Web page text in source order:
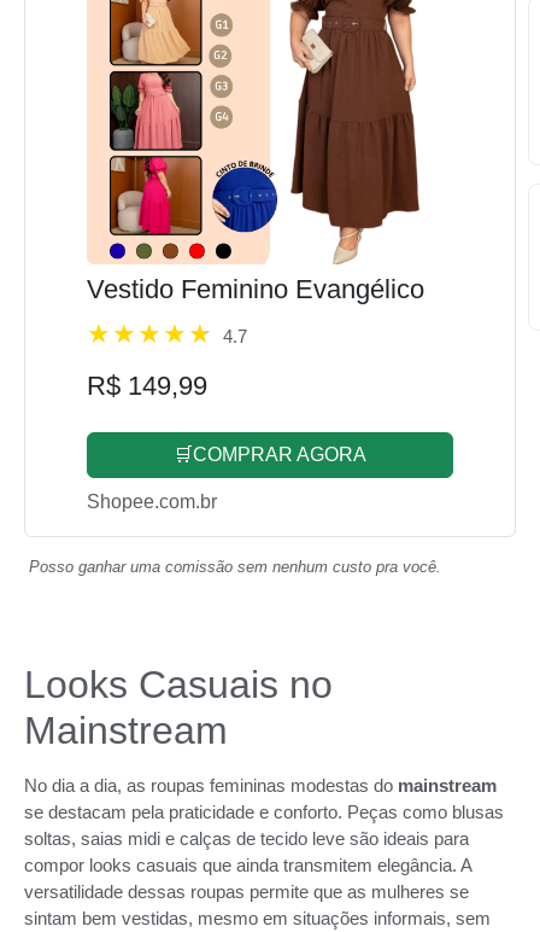
Vestido Feminino Evangélico
4.7
R$ 149,99
🛒COMPRAR AGORA
Shopee.com.br
Posso ganhar uma comissão sem nenhum custo pra você.
Looks Casuais no
Mainstream
No dia a dia, as roupas femininas modestas do mainstream
se destacam pela praticidade e conforto. Peças como blusas
soltas, saias midi e calças de tecido leve são ideais para
compor looks casuais que ainda transmitem elegância. A
versatilidade dessas roupas permite que as mulheres se
sintam bem vestidas, mesmo em situações informais, sem